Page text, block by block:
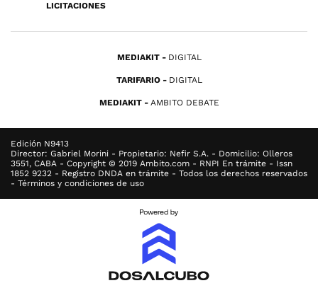
LICITACIONES
MEDIAKIT DIGITAL
TARIFARIO DIGITAL
MEDIAKIT AMBITO DEBATE
Edición N9413
Director: Gabriel Morini - Propietario: Nefir S.A. - Domicilio: Olleros
3551, CABA - Copyright © 2019 Ambito.com - RNPI En trámite - Issn
1852 9232 - Registro DNDA en trámite - Todos los derechos reservados
- Términos y condiciones de uso